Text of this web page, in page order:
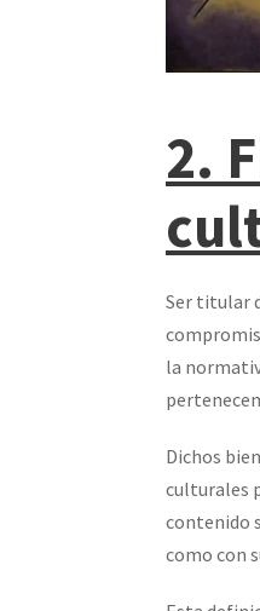
2.
Ser titular
la
Dichos
culturales
contenido
como con